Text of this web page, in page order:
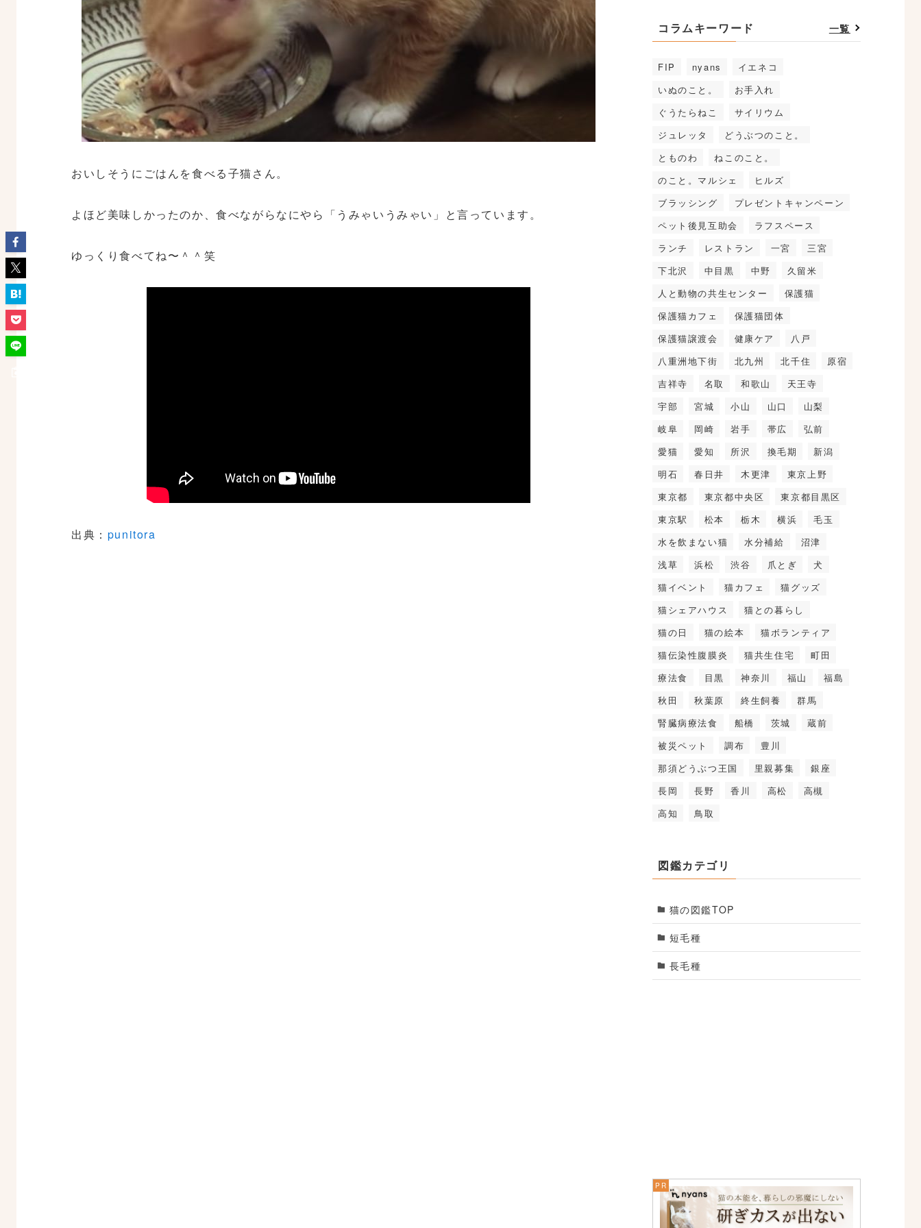
おいしそうにごはんを食べる子猫さん。
よほど美味しかったのか、食べながらなにやら「うみゃいうみゃい」と言っています。
ゆっくり食べてね〜＾＾笑
出典： punitora
コラムキーワード 一覧
FIP nyans
イエネコ
いぬのこと。
お手入れ
ぐうたらねこ
サイリウム
ジュレッタ
どうぶつのこと。
とものわ
ねこのこと。
のこと。マルシェ
ヒルズ
ブラッシング
プレゼントキャンペーン
ペット後見互助会
ラフスペース
ランチ
レストラン 一宮
三宮
下北沢
中目黒 中野
久留米
人と動物の共生センター
保護猫
保護猫カフェ
保護猫団体
保護猫譲渡会
健康ケア
八戸
八重洲地下街
北九州 北千住
原宿
吉祥寺
名取 和歌山
天王寺
宇部
宮城 小山 山口
山梨
岐阜
岡崎 岩手 帯広
弘前
愛猫
愛知 所沢 換毛期
新潟
明石
春日井 木更津
東京上野
東京都
東京都中央区
東京都目黒区
東京駅
松本 栃木 横浜
毛玉
水を飲まない猫
水分補給
沼津
浅草
浜松 渋谷 爪とぎ
犬
猫イベント
猫カフェ
猫グッズ
猫シェアハウス
猫との暮らし
猫の日
猫の絵本
猫ボランティア
猫伝染性腹膜炎
猫共生住宅
町田
療法食
目黒 神奈川 福山
福島
秋田
秋葉原 終生飼養
群馬
腎臓病療法食
船橋 茨城
蔵前
被災ペット
調布
豊川
那須どうぶつ王国
里親募集
銀座
長岡
長野 香川 高松
高槻
高知
鳥取
図鑑カテゴリ
猫の図鑑TOP
短毛種
長毛種